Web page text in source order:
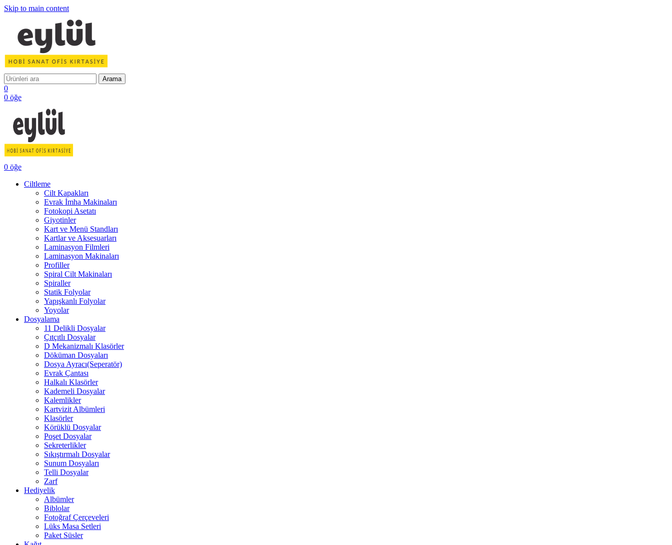
Skip to main content
Arama
0
0 öğe
0 öğe
Ciltleme
Cilt Kapakları
Evrak İmha Makinaları
Fotokopi Asetatı
Giyotinler
Kart ve Menü Standları
Kartlar ve Aksesuarları
Laminasyon Filmleri
Laminasyon Makinaları
Profiller
Spiral Cilt Makinaları
Spiraller
Statik Folyolar
Yapışkanlı Folyolar
Yoyolar
Dosyalama
11 Delikli Dosyalar
Çıtçıtlı Dosyalar
D Mekanizmalı Klasörler
Döküman Dosyaları
Dosya Ayracı(Seperatör)
Evrak Çantası
Halkalı Klasörler
Kademeli Dosyalar
Kalemlikler
Kartvizit Albümleri
Klasörler
Körüklü Dosyalar
Poşet Dosyalar
Sekreterlikler
Sıkıştırmalı Dosyalar
Sunum Dosyaları
Telli Dosyalar
Zarf
Hediyelik
Albümler
Biblolar
Fotoğraf Çerçeveleri
Lüks Masa Setleri
Paket Süsler